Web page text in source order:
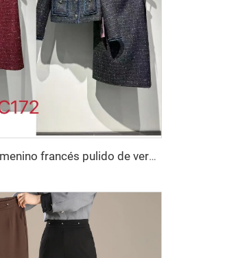
conjunto corto femenino francés pulido de verano 2025, de dos piezas, incluye falda hasta la rodilla y chaqueta